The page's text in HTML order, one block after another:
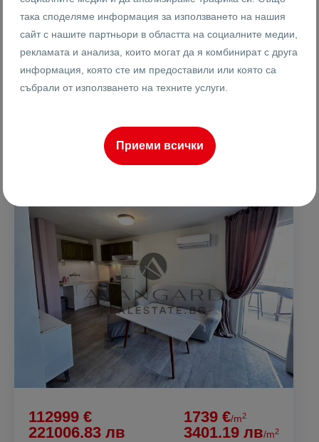
Площ
112999 €
221006.83 лв
1739 €/m2
3401.19 лв/m2
така споделяме информация за използването на нашия
сайт с нашите партньори в областта на социалните медии,
рекламата и анализа, които могат да я комбинират с друга
информация, която сте им предоставили или която са
събрали от използването на техните услуги.
Приеми всички